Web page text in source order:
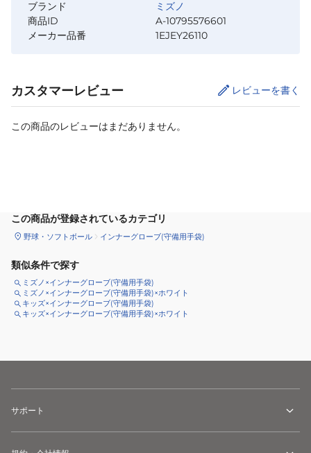
ブランド
ミズノ
商品ID
A-10795576601
メーカー品番
1EJEY26110
カスタマーレビュー レビューを書く
この商品のレビューはまだありません。
この商品が登録されているカテゴリ
野球・ソフトボール インナーグローブ(守備用手袋)
類似条件で探す
ミズノ×インナーグローブ(守備用手袋)
ミズノ×インナーグローブ(守備用手袋)×ホワイト
キッズ×インナーグローブ(守備用手袋)
キッズ×インナーグローブ(守備用手袋)×ホワイト
サポート